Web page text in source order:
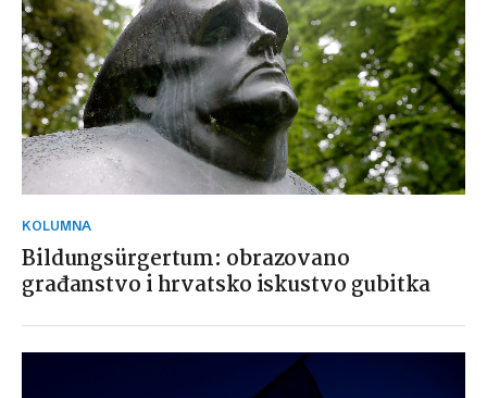
KOLUMNA
Bildungsürgertum: obrazovano
građanstvo i hrvatsko iskustvo gubitka